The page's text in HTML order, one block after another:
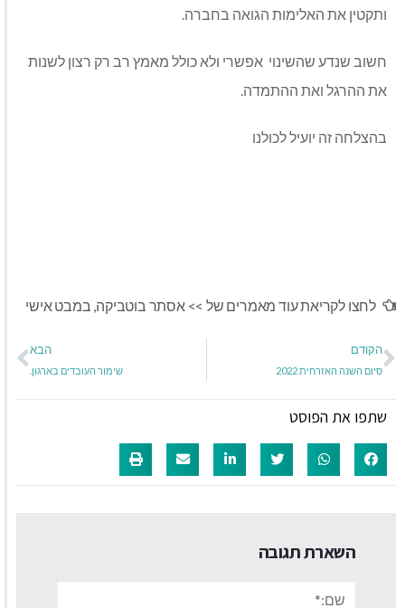
ותקטין את האלימות הגואה בחברה.
חשוב שנדע שהשינוי אפשרי ולא כולל מאמץ רב רק רצון לשנות
את ההרגל ואת ההתמדה.
בהצלחה זה יועיל לכולנו
לחצו לקריאת עוד מאמרים של >> אסתר בוטביקה, במבט אישי
הקודם
סיום השנה האזרחית 2022
הבא
שימור העובדים בארגון.
שתפו את הפוסט
השארת תגובה